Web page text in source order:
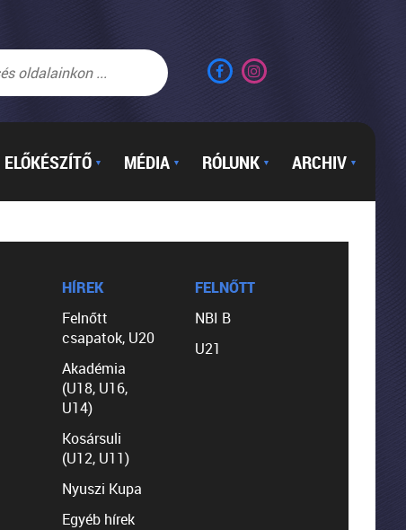
ELŐKÉSZÍTŐ ▼ MÉDIA ▼ RÓLUNK ▼ ARCHIV ▼
HÍREK
Felnőtt
csapatok, U20
Akadémia
(U18, U16,
U14)
Kosársuli
(U12, U11)
Nyuszi Kupa
Egyéb hírek
FELNŐTT
NBI B
U21